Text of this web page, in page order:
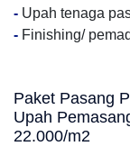
- Upah tenaga
- Finishing/
Paket Pasang
Upah
22.000/m2